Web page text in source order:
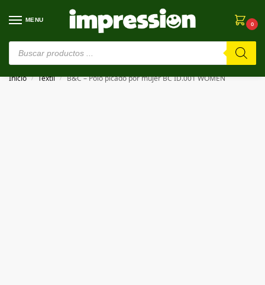
MENU
0
⚠️ Estamos en pruebas. Si algo falla, ¡Perdón!⚠️
Inicio / Textil / B&C – Polo picado por mujer BC ID.001 WOMEN